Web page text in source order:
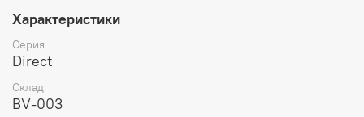
38
14
Объем, куб.м:
0.079
Характеристики
Серия
Direct
Склад
BV-003